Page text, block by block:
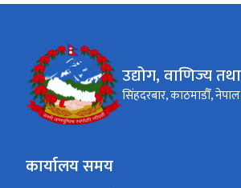
उद्योग, वाणिज्य
सिंहदरबार, काठमाडौँ, नेपाल
कार्यालय समय